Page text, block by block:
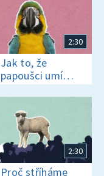
2:30
Jak to, že
papoušci umí
mluvit?
2:30
Proč stříháme